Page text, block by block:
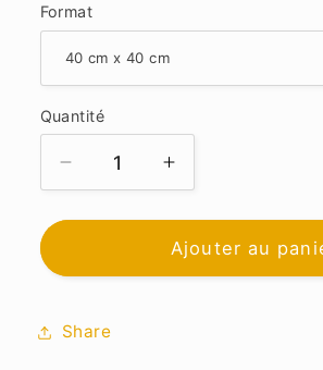
Format
Quantité
Réduire
la
quantité
Amour
Augmenter
la
quantité
de
Amour
Ajouter au
Share